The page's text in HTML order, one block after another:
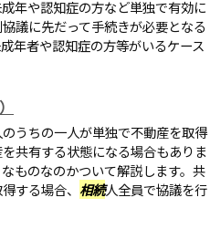
年や認知症の方など単独で有効に
議に先だって手続きが必要となる
年者や認知症の方等がいるケース
うちの一人が単独で不動産を取得
共有する状態になる場合もありま
ものなのかついて解説します。共
する場合、 相続人全員で協議を行